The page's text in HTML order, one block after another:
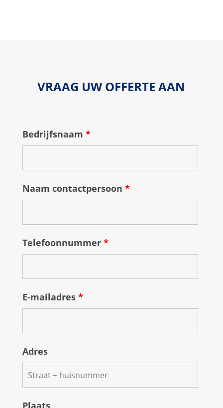
VRAAG UW OFFERTE AAN
Bedrijfsnaam *
Naam contactpersoon *
Telefoonnummer *
E-mailadres *
Adres
Plaats